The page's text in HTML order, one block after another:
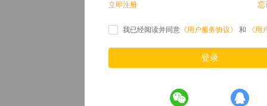
立即注册 忘
我已经阅读并同意《用户服务协议》 和 《用
登录